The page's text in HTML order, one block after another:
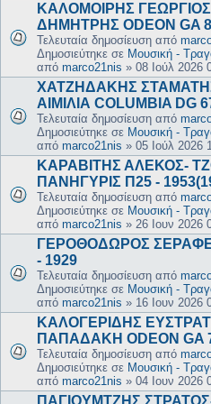
ΚΑΛΟΜΟΙΡΗΣ
ΔΗΜΗΤΡΗΣ ODEON GA
Τελευταία δημοσίευση από
Δημοσιεύτηκε σε Μουσική -
από marco21nis » 08 Ιούλ 2026
ΧΑΤΖΗΔΑΚΗΣ
ΑΙΜΙΛΙΑ COLUMBIA DG
Τελευταία δημοσίευση από
Δημοσιεύτηκε σε Μουσική -
από marco21nis » 05 Ιούλ 2026
ΚΑΡΑΒΙΤΗΣ ΑΛΕΚΟΣ-
ΠΑΝΗΓΥΡΙΣ Π25 -
Τελευταία δημοσίευση από
Δημοσιεύτηκε σε Μουσική -
από marco21nis » 26 Ιουν 2026
ΓΕΡΟΘΟΔΩΡΟΣ
- 1929
Τελευταία δημοσίευση από
Δημοσιεύτηκε σε Μουσική -
από marco21nis » 16 Ιουν 2026
ΚΑΛΟΓΕΡΙΔΗΣ
ΠΑΠΑΔΑΚΗ ODEON GA
Τελευταία δημοσίευση από
Δημοσιεύτηκε σε Μουσική -
από marco21nis » 04 Ιουν 2026